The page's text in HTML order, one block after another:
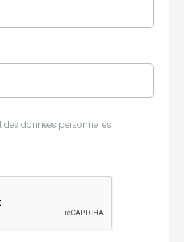
des données personnelles